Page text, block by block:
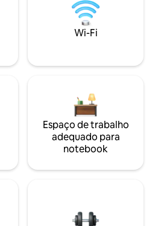
Wi-Fi
Espaço de trabalho
adequado para
notebook